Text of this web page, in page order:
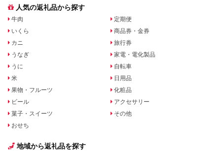
人気の返礼品から探す
牛肉
いくら
カニ
うなぎ
うに
米
果物・フルーツ
ビール
菓子・スイーツ
おせち
定期便
商品券・金券
旅行券
家電・電化製品
自転車
日用品
化粧品
アクセサリー
その他
地域から返礼品を探す